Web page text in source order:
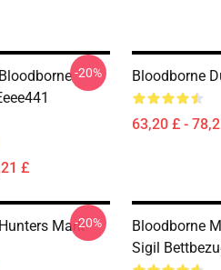
£
-20% Bloodborne
63,20 £ -
Mark-20%
Bloodborne
Sigil